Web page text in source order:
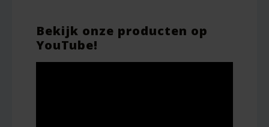
Bekijk onze producten op
YouTube!